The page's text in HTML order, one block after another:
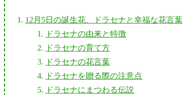
12月5日の誕生花、ドラセナと幸福な花言葉
ドラセナの由来と特徴
ドラセナの育て方
ドラセナの花言葉
ドラセナを贈る際の注意点
ドラセナにまつわる伝説